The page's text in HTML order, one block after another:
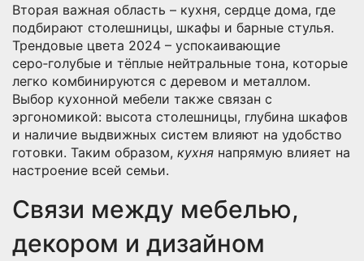
Вторая важная область – кухня, сердце дома, где
подбирают столешницы, шкафы и барные стулья.
Трендовые цвета 2024 – успокаивающие
серо‑голубые и тёплые нейтральные тона, которые
легко комбинируются с деревом и металлом.
Выбор кухонной мебели также связан с
эргономикой: высота столешницы, глубина шкафов
и наличие выдвижных систем влияют на удобство
готовки. Таким образом, кухня напрямую влияет на
настроение всей семьи.
Связи между мебелью,
декором и дизайном